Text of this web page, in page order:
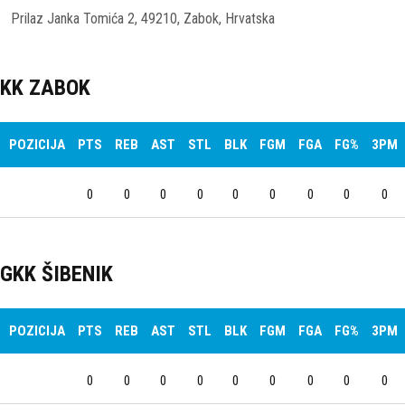
Prilaz Janka Tomića 2, 49210, Zabok, Hrvatska
KK ZABOK
POZICIJA PTS REB AST STL BLK FGM FGA FG% 3PM
0 0 0 0 0 0 0 0 0
GKK ŠIBENIK
POZICIJA PTS REB AST STL BLK FGM FGA FG% 3PM
0 0 0 0 0 0 0 0 0